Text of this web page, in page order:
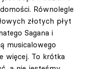
Równolegle
złotych płyt
Sagana i
musicalowego
więcej. To krótka